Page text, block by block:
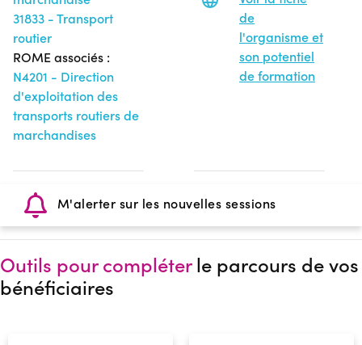
31833 - Transport
routier
ROME associés :
N4201 - Direction
d'exploitation des
transports routiers de
marchandises
de
l'organisme et
son potentiel
de formation
M'alerter sur les nouvelles sessions
Outils pour compléterle parcours de vos
bénéficiaires